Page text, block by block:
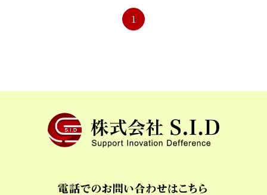
1